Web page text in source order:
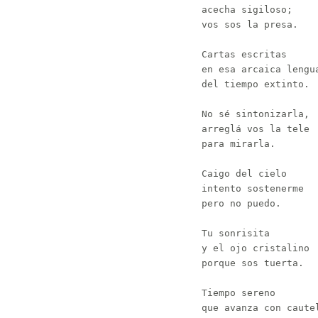
acecha sigiloso;
vos sos la presa.
Cartas escritas
en esa arcaica
del tiempo extinto.
No sé sintonizarla,
arreglá vos la tele
para mirarla.
Caigo del cielo
intento sostenerme
pero no puedo.
Tu sonrisita
y el ojo cristalino
porque sos tuerta.
Tiempo sereno
que avanza con